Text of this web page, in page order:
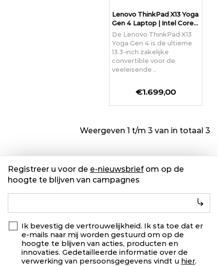
Lenovo ThinkPad X13 Yoga
Gen 4 Laptop | Intel Core...
De Lenovo ThinkPad X13
Yoga Gen 4 is de ultieme
13.3-inch zakelijke
convertible voor de
veeleisende ..
€1.699,00
Weergeven 1 t/m 3 van in totaal 3
Registreer u voor de e-nieuwsbriefom op de
hoogte te blijven van campagnes
Ik bevestig de vertrouwelijkheid. Ik sta toe dat er
e-mails naar mij worden gestuurd om op de
hoogte te blijven van acties, producten en
innovaties. Gedetailleerde informatie over de
verwerking van persoonsgegevens vindt u hier.